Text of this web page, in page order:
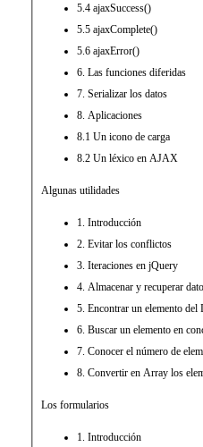
5.4 ajaxSuccess()
5.5 ajaxComplete()
5.6 ajaxError()
6. Las funciones diferidas
7. Serializar los datos
8. Aplicaciones
8.1 Un icono de carga
8.2 Un léxico en AJAX
Algunas utilidades
1. Introducción
2. Evitar los conflictos
3. Iteraciones en jQuery
4. Almacenar y recuperar
5. Encontrar un elemento
6. Buscar un elemento en
7. Conocer el número de
8. Convertir en Array los
Los formularios
1. Introducción